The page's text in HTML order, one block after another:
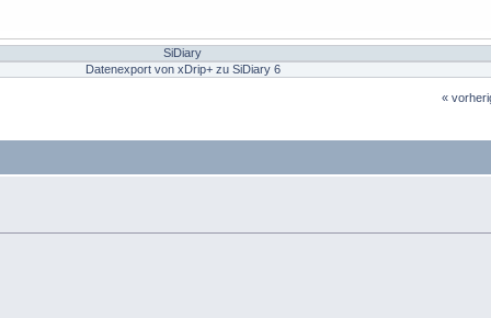
SiDiary
Datenexport von xDrip+ zu SiDiary 6
«